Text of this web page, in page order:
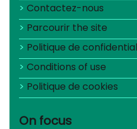
Contactez-nous
Parcourir the site
Politique de
Conditions of use
Politique de cookies
On focus